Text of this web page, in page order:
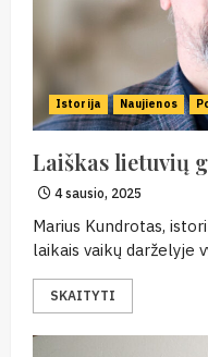
Istorija Naujienos
Laiškas lietuvių
4 sausio, 2025
Marius Kundrotas,
laikais vaikų darželyje
SKAITYTI